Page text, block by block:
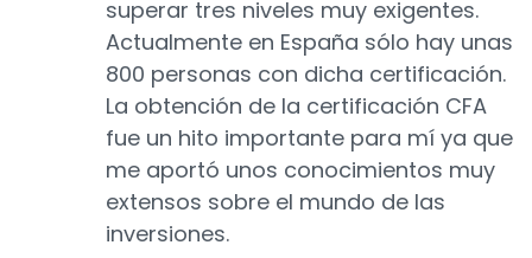
superar tres niveles muy exigentes.
Actualmente en España sólo hay unas
800 personas con dicha certificación.
La obtención de la certificación CFA
fue un hito importante para mí ya que
me aportó unos conocimientos muy
extensos sobre el mundo de las
inversiones.